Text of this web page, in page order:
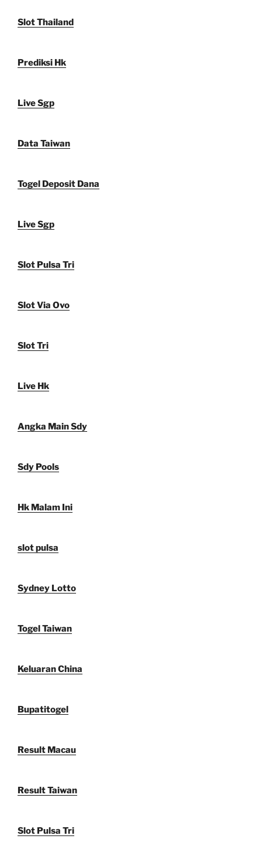
Slot Thailand
Prediksi Hk
Live Sgp
Data Taiwan
Togel Deposit Dana
Live Sgp
Slot Pulsa Tri
Slot Via Ovo
Slot Tri
Live Hk
Angka Main Sdy
Sdy Pools
Hk Malam Ini
slot pulsa
Sydney Lotto
Togel Taiwan
Keluaran China
Bupatitogel
Result Macau
Result Taiwan
Slot Pulsa Tri